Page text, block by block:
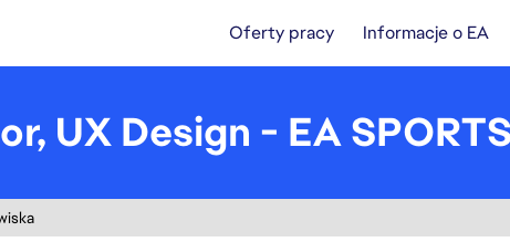
Oferty pracy Informacje o EA
UX Design - EA